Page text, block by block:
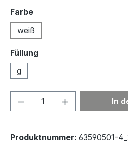
Farbeauswählen
weiß
Füllung
g
Produkt Anzahl: Gib
In
Produktnummer: 63590501-